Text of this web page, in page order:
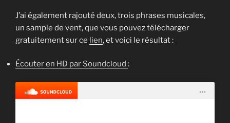
J’ai également rajouté deux, trois phrases musicales,
un sample de vent, que vous pouvez télécharger
gratuitement sur ce lien, et voici le résultat :
Écouteren HD par Soundcloud :